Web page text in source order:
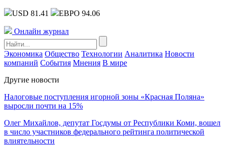
USD 81.41 ЕВРО 94.06
Онлайн журнал
Экономика Общество Технологии Аналитика Новости
компаний События Мнения В мире
Другие новости
Налоговые поступления игорной зоны «Красная Поляна»
выросли почти на 15%
Олег Михайлов, депутат Госдумы от Республики Коми, вошел
в число участников федерального рейтинга политической
влиятельности